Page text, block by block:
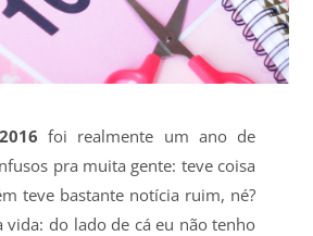
2016 foi realmente um ano de
pra muita gente: teve coisa
teve bastante notícia ruim, né?
vida: do lado de cá eu não tenho